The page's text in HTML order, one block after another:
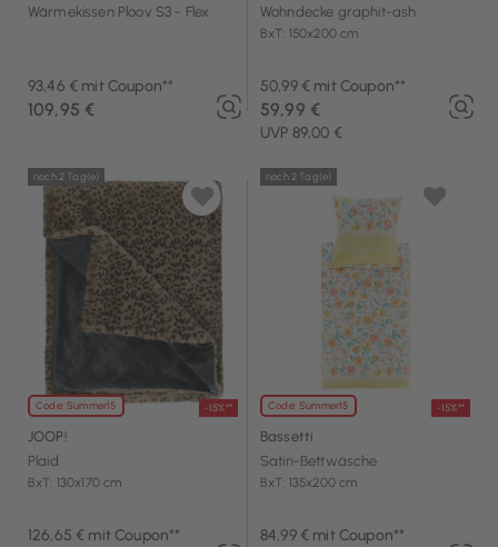
Wärmekissen Ploov S3 - Flex
93,46 € mit Coupon**
109,95 €
Wohndecke graphit-ash
BxT: 150x200 cm
50,99 € mit Coupon**
UVP 89,00 €
59,99 €
Code: Summer15 -15%**
noch 2 Tag(e)
JOOP!
Plaid
BxT: 130x170 cm
126,65 € mit Coupon**
Code: Summer15 -15%**
noch 2 Tag(e)
Bassetti
Satin-Bettwäsche
BxT: 135x200 cm
84,99 € mit Coupon**